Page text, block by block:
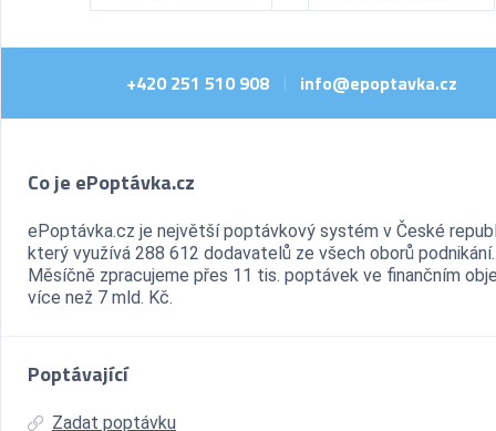
+420 251 510 908 info@epoptavka.cz
Co je ePoptávka.cz
ePoptávka.cz je největší poptávkový systém v České
který využívá 288 612 dodavatelů ze všech oborů podnikání.
Měsíčně zpracujeme přes 11 tis. poptávek ve finančním
více než 7 mld. Kč.
Poptávající
Zadat poptávku